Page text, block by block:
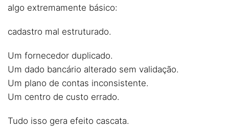
algo extremamente básico:
cadastro mal estruturado.
Um fornecedor duplicado.
Um dado bancário alterado sem validação.
Um plano de contas inconsistente.
Um centro de custo errado.
Tudo isso gera efeito cascata.